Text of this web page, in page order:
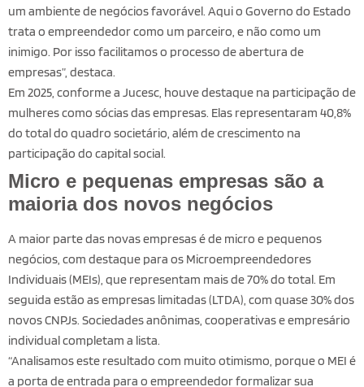
um ambiente de negócios favorável. Aqui o Governo do Estado
trata o empreendedor como um parceiro, e não como um
inimigo. Por isso facilitamos o processo de abertura de
empresas”, destaca.
Em 2025, conforme a Jucesc, houve destaque na participação de
mulheres como sócias das empresas. Elas representaram 40,8%
do total do quadro societário, além de crescimento na
participação do capital social.
Micro e pequenas empresas são a
maioria dos novos negócios
A maior parte das novas empresas é de micro e pequenos
negócios, com destaque para os Microempreendedores
Individuais (MEIs), que representam mais de 70% do total. Em
seguida estão as empresas limitadas (LTDA), com quase 30% dos
novos CNPJs. Sociedades anônimas, cooperativas e empresário
individual completam a lista.
“Analisamos este resultado com muito otimismo, porque o MEI é
a porta de entrada para o empreendedor formalizar sua